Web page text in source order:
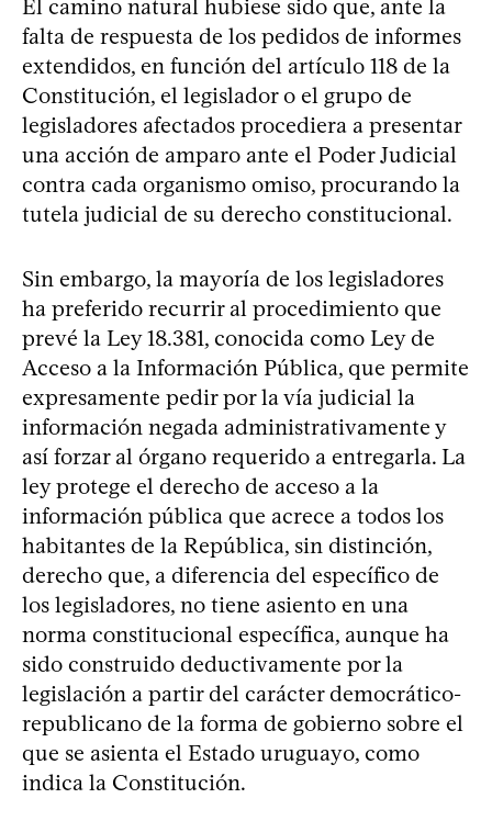
El camino natural hubiese sido que, ante la
falta de respuesta de los pedidos de informes
extendidos, en función del artículo 118 de la
Constitución, el legislador o el grupo de
legisladores afectados procediera a presentar
una acción de amparo ante el Poder Judicial
contra cada organismo omiso, procurando la
tutela judicial de su derecho constitucional.
Sin embargo, la mayoría de los legisladores
ha preferido recurrir al procedimiento que
prevé la Ley 18.381, conocida como Ley de
Acceso a la Información Pública, que permite
expresamente pedir por la vía judicial la
información negada administrativamente y
así forzar al órgano requerido a entregarla. La
ley protege el derecho de acceso a la
información pública que acrece a todos los
habitantes de la República, sin distinción,
derecho que, a diferencia del específico de
los legisladores, no tiene asiento en una
norma constitucional específica, aunque ha
sido construido deductivamente por la
legislación a partir del carácter democrático-
republicano de la forma de gobierno sobre el
que se asienta el Estado uruguayo, como
indica la Constitución.